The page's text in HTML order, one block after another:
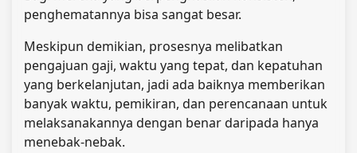
penghematannya bisa sangat besar.
Meskipun demikian, prosesnya melibatkan
pengajuan gaji, waktu yang tepat, dan kepatuhan
yang berkelanjutan, jadi ada baiknya memberikan
banyak waktu, pemikiran, dan perencanaan untuk
melaksanakannya dengan benar daripada hanya
menebak-nebak.